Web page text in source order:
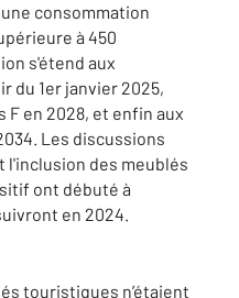
consommation
à 450
s'étend aux
du 1er janvier 2025,
F en 2028, et enfin aux
Les discussions
des meublés
ont débuté à
en 2024.
touristiques n’étaient